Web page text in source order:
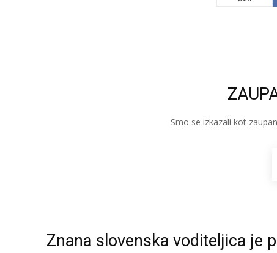
Smo se izkazali kot
Znana slovenska voditeljica je